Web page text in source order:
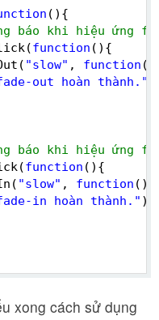
(){
báo khi hiệu ứng
function (){
"slow" , function
out hoàn thành."
báo khi hiệu ứng
function (){
"slow" , function (){
in hoàn thành." );
xong cách sử dụng